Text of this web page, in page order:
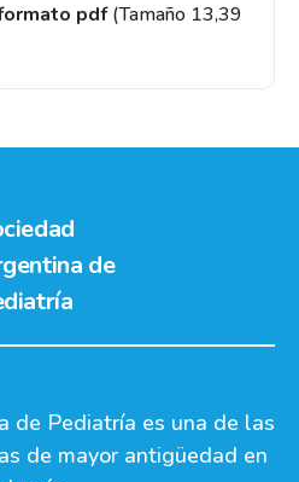
pdf(Tamaño 13,39
de
de Pediatría es una de las
de mayor antigüedad en